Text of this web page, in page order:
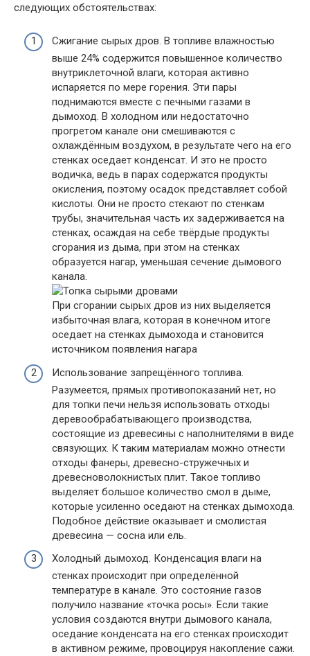
следующих обстоятельствах:
Сжигание сырых дров. В топливе влажностью
выше 24% содержится повышенное количество
внутриклеточной влаги, которая активно
испаряется по мере горения. Эти пары
поднимаются вместе с печными газами в
дымоход. В холодном или недостаточно
прогретом канале они смешиваются с
охлаждённым воздухом, в результате чего на его
стенках оседает конденсат. И это не просто
водичка, ведь в парах содержатся продукты
окисления, поэтому осадок представляет собой
кислоты. Они не просто стекают по стенкам
трубы, значительная часть их задерживается на
стенках, осаждая на себе твёрдые продукты
сгорания из дыма, при этом на стенках
образуется нагар, уменьшая сечение дымового
канала.
При сгорании сырых дров из них выделяется
избыточная влага, которая в конечном итоге
оседает на стенках дымохода и становится
источником появления нагара
Использование запрещённого топлива.
Разумеется, прямых противопоказаний нет, но
для топки печи нельзя использовать отходы
деревообрабатывающего производства,
состоящие из древесины с наполнителями в виде
связующих. К таким материалам можно отнести
отходы фанеры, древесно-стружечных и
древесноволокнистых плит. Такое топливо
выделяет большое количество смол в дыме,
которые усиленно оседают на стенках дымохода.
Подобное действие оказывает и смолистая
древесина — сосна или ель.
Холодный дымоход. Конденсация влаги на
стенках происходит при определённой
температуре в канале. Это состояние газов
получило название «точка росы». Если такие
условия создаются внутри дымового канала,
оседание конденсата на его стенках происходит
в активном режиме, провоцируя накопление сажи.